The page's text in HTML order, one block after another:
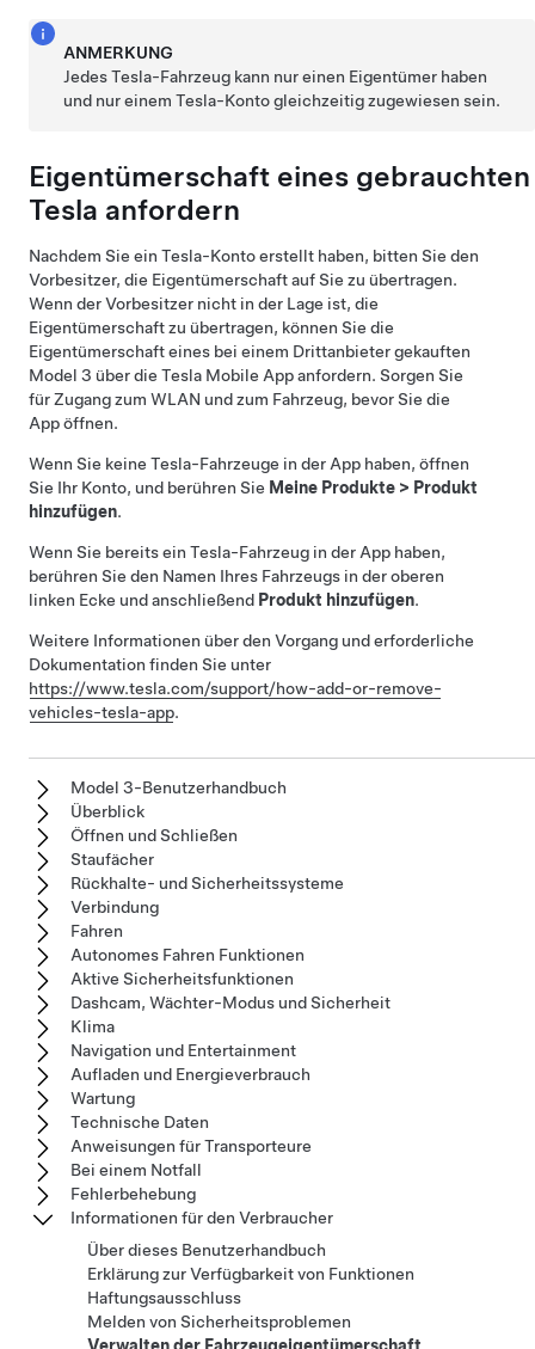
ANMERKUNG
Jedes Tesla-Fahrzeug kann nur einen Eigentümer haben
und nur einem Tesla-Konto gleichzeitig zugewiesen sein.
Eigentümerschaft eines gebrauchten
Tesla anfordern
Nachdem Sie ein Tesla-Konto erstellt haben, bitten Sie den
Vorbesitzer, die Eigentümerschaft auf Sie zu übertragen.
Wenn der Vorbesitzer nicht in der Lage ist, die
Eigentümerschaft zu übertragen, können Sie die
Eigentümerschaft eines bei einem Drittanbieter gekauften
Model 3 über die Tesla Mobile App anfordern. Sorgen Sie
für Zugang zum WLAN und zum Fahrzeug, bevor Sie die
App öffnen.
Wenn Sie keine Tesla-Fahrzeuge in der App haben, öffnen
Sie Ihr Konto, und berühren Sie Meine Produkte > Produkt
hinzufügen.
Wenn Sie bereits ein Tesla-Fahrzeug in der App haben,
berühren Sie den Namen Ihres Fahrzeugs in der oberen
linken Ecke und anschließend Produkt hinzufügen.
Weitere Informationen über den Vorgang und erforderliche
Dokumentation finden Sie unter
https://www.tesla.com/support/how-add-or-remove-
vehicles-tesla-app.
Model 3-Benutzerhandbuch
Überblick
Öffnen und Schließen
Staufächer
Rückhalte- und Sicherheitssysteme
Verbindung
Fahren
Autonomes Fahren Funktionen
Aktive Sicherheitsfunktionen
Dashcam, Wächter-Modus und Sicherheit
Klima
Navigation und Entertainment
Aufladen und Energieverbrauch
Wartung
Technische Daten
Anweisungen für Transporteure
Bei einem Notfall
Fehlerbehebung
Informationen für den Verbraucher
Über dieses Benutzerhandbuch
Erklärung zur Verfügbarkeit von Funktionen
Haftungsausschluss
Melden von Sicherheitsproblemen